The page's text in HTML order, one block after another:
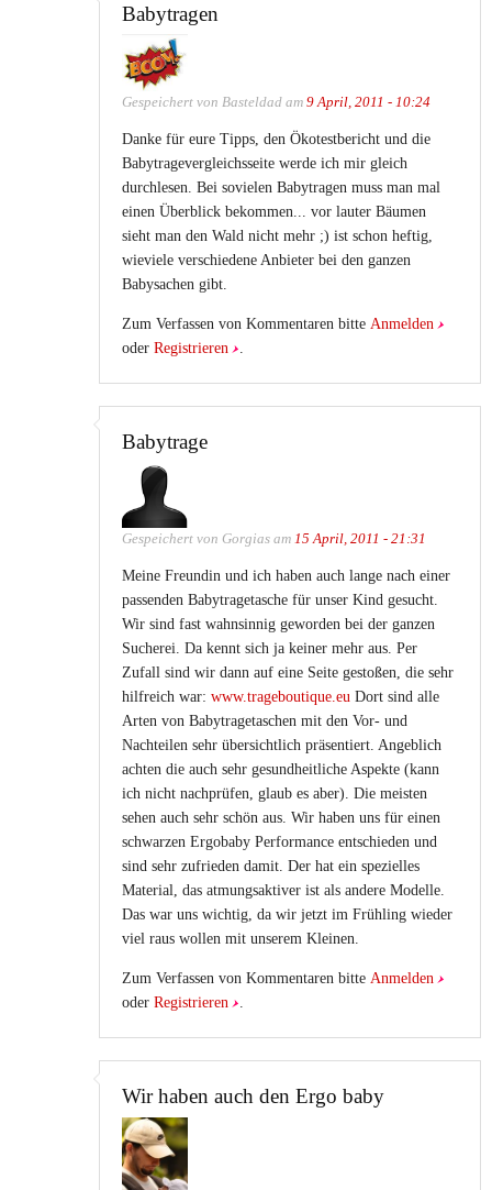
Babytragen
Gespeichert von Basteldad am 9 April, 2011 - 10:24
Danke für eure Tipps, den Ökotestbericht und die
Babytragevergleichsseite werde ich mir gleich
durchlesen. Bei sovielen Babytragen muss man mal
einen Überblick bekommen... vor lauter Bäumen
sieht man den Wald nicht mehr ;) ist schon heftig,
wieviele verschiedene Anbieter bei den ganzen
Babysachen gibt.
Zum Verfassen von Kommentaren bitte Anmelden
oder Registrieren .
Babytrage
Gespeichert von Gorgias am 15 April, 2011 - 21:31
Meine Freundin und ich haben auch lange nach einer
passenden Babytragetasche für unser Kind gesucht.
Wir sind fast wahnsinnig geworden bei der ganzen
Sucherei. Da kennt sich ja keiner mehr aus. Per
Zufall sind wir dann auf eine Seite gestoßen, die sehr
hilfreich war: www.trageboutique.eu Dort sind alle
Arten von Babytragetaschen mit den Vor- und
Nachteilen sehr übersichtlich präsentiert. Angeblich
achten die auch sehr gesundheitliche Aspekte (kann
ich nicht nachprüfen, glaub es aber). Die meisten
sehen auch sehr schön aus. Wir haben uns für einen
schwarzen Ergobaby Performance entschieden und
sind sehr zufrieden damit. Der hat ein spezielles
Material, das atmungsaktiver ist als andere Modelle.
Das war uns wichtig, da wir jetzt im Frühling wieder
viel raus wollen mit unserem Kleinen.
Zum Verfassen von Kommentaren bitte Anmelden
oder Registrieren .
Wir haben auch den Ergo baby